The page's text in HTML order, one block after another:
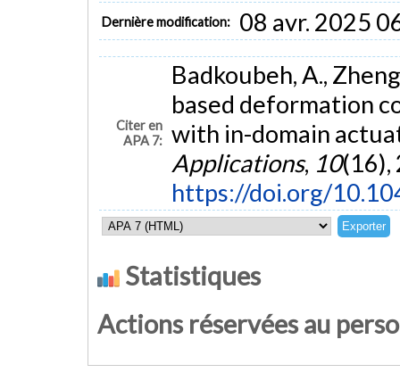
Dernière modification: 08 avr. 2025
Citer en
APA 7:
Badkoubeh, A.,
based deformation
with in-domain
Applications, 10(16),
https://doi.org/
Statistiques
Actions réservées au